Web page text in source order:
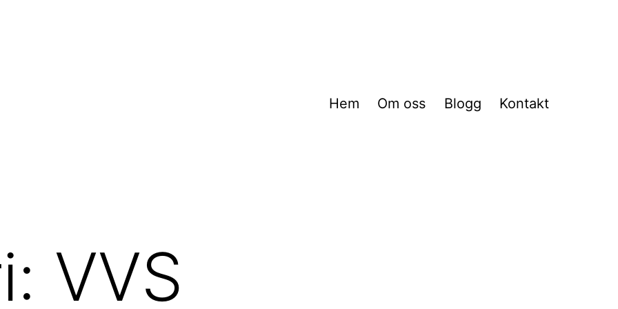
Hem Om oss Blogg Kontakt
VVS